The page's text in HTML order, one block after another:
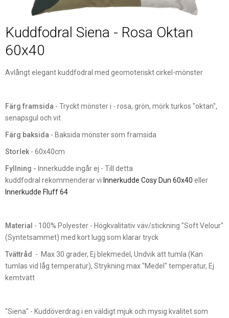
Kuddfodral Siena - Rosa Oktan
60x40
Avlångt elegant kuddfodral med geomoteriskt cirkel-mönster
Färg framsida - Tryckt mönster i - rosa, grön, mörk turkos "oktan",
senapsgul och vit
Färg baksida - Baksida mönster som framsida
Storlek - 60x40cm
Fyllning - Innerkudde ingår ej - Till detta
kuddfodral rekommenderar vi Innerkudde Cosy Dun 60x40 eller
Innerkudde Fluff 64
Material - 100% Polyester - Högkvalitativ väv/stickning "Soft Velour"
(Syntetsammet) med kort lugg som klarar tryck
Tvättråd - Max 30 grader, Ej blekmedel, Undvik att tumla (Kan
tumlas vid låg temperatur), Strykning max "Medel" temperatur, Ej
kemtvätt
"Siena" - Kuddöverdrag i en väldigt mjuk och mysig kvalitet som